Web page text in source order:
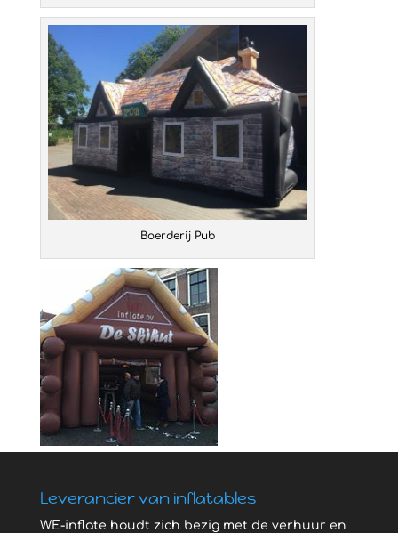
Boerderij Pub
Leverancier van inflatables
WE-inflate houdt zich bezig met de verhuur en